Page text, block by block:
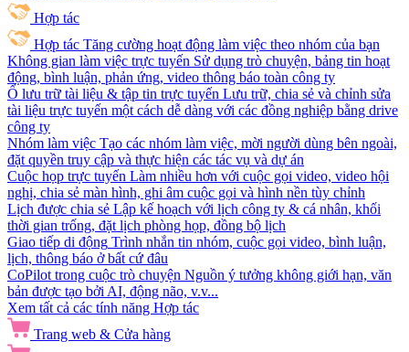
Hợp tác
Hợp tác Tăng cường hoạt động làm việc theo nhóm của bạn
Không gian làm việc trực tuyến Sử dụng trò chuyện, bảng tin hoạt
động, bình luận, phản ứng, video thông báo toàn công ty
Ổ lưu trữ tài liệu & tập tin trực tuyến Lưu trữ, chia sẻ và chỉnh sửa
tài liệu trực tuyến một cách dễ dàng với các đồng nghiệp bằng drive
công ty
Nhóm làm việc Tạo các nhóm làm việc, mời người dùng bên ngoài,
đặt quyền truy cập và thực hiện các tác vụ và dự án
Cuộc họp trực tuyến Làm nhiều hơn với cuộc gọi video, video hội
nghị, chia sẻ màn hình, ghi âm cuộc gọi và hình nền tùy chỉnh
Lịch được chia sẻ Lập kế hoạch với lịch công ty & cá nhân, khối
thời gian trống, đặt lịch phòng họp, đồng bộ lịch
Giao tiếp di động Trình nhắn tin nhóm, cuộc gọi video, bình luận,
lịch, thông báo ở bất cứ đâu
CoPilot trong cuộc trò chuyện Nguồn ý tưởng không giới hạn, văn
bản được tạo bởi AI, động não, v.v...
Xem tất cả các tính năng Hợp tác
Trang web & Cửa hàng